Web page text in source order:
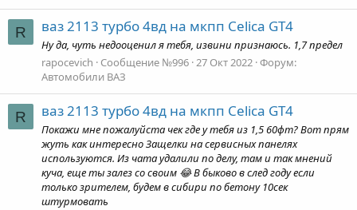
R ваз 2113 турбо 4вд на мкпп Celica GT4
Ну да, чуть недооценил я тебя, извини признаюсь. 1,7 предел
rapocevich
Сообщение №996 27 Окт 2022 Форум:
Автомобили ВАЗ
R ваз 2113 турбо 4вд на мкпп Celica GT4
Покажи мне пожалуйста чек где у тебя из 1,5 60фт? Вот прям
жуть как интересно Защелки на сервисных панелях
используются. Из чата удалили по делу, там и так мнений
куча, еще ты залез со своим 😂 В быково в след году если
только зрителем, будем в сибири по бетону 10сек
штурмовать